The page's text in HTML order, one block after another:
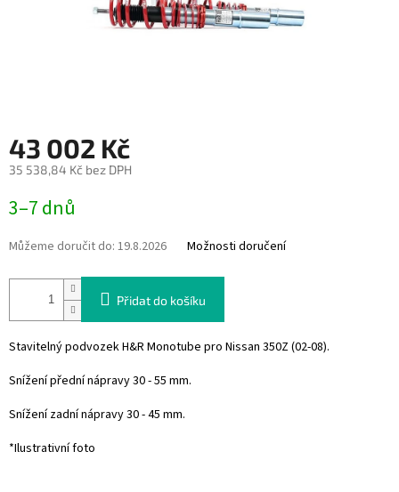
43 002 Kč
35 538,84 Kč bez DPH
cena:
3–7 dnů
Můžeme doručit do: 19.8.2026 Možnosti doručení
Přidat do košíku
Stavitelný podvozek H&R Monotube pro Nissan 350Z (02-08).
Snížení přední nápravy 30 - 55 mm.
Snížení zadní nápravy 30 - 45 mm.
*Ilustrativní foto